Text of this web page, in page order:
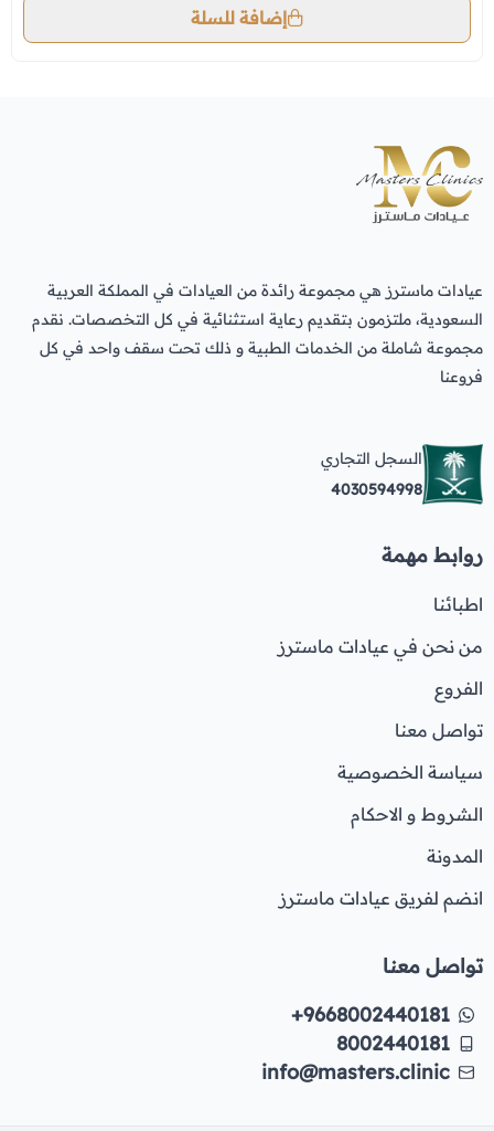
إضافة للسلة
عيادات ماسترز هي مجموعة رائدة من العيادات في المملكة العربية
السعودية، ملتزمون بتقديم رعاية استثنائية في كل التخصصات. نقدم
مجموعة شاملة من الخدمات الطبية و ذلك تحت سقف واحد في كل
فروعنا
السجل التجاري
4030594998
روابط مهمة
اطبائنا
من نحن في عيادات ماسترز
الفروع
تواصل معنا
سياسة الخصوصية
الشروط و الاحكام
المدونة
انضم لفريق عيادات ماسترز
تواصل معنا
+9668002440181
8002440181
info@masters.clinic